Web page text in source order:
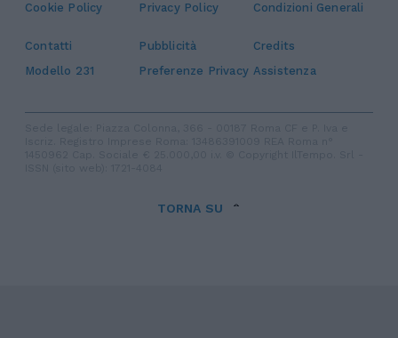
Cookie Policy Privacy Policy Condizioni Generali
Contatti Pubblicità
Credits
Modello 231
Preferenze Privacy Assistenza
TORNA SU